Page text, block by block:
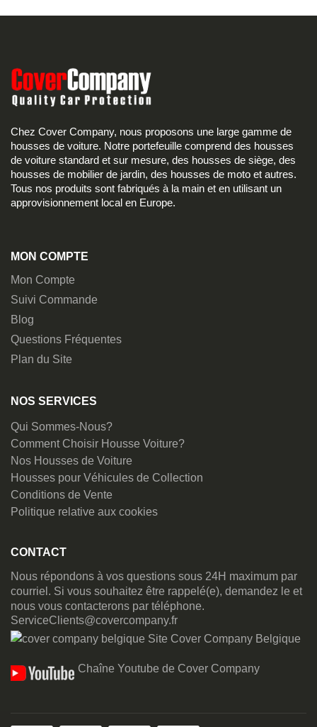
Chez Cover Company, nous proposons une large gamme de
housses de voiture. Notre portefeuille comprend des housses
de voiture standard et sur mesure, des housses de siège, des
housses de mobilier de jardin, des housses de moto et autres.
Tous nos produits sont fabriqués à la main et en utilisant un
approvisionnement local en Europe.
MON COMPTE
Mon Compte
Suivi Commande
Blog
Questions Fréquentes
Plan du Site
NOS SERVICES
Qui Sommes-Nous?
Comment Choisir Housse Voiture?
Nos Housses de Voiture
Housses pour Véhicules de Collection
Conditions de Vente
Politique relative aux cookies
CONTACT
Nous répondons à vos questions sous 24H maximum par
courriel. Si vous souhaitez être rappelé(e), demandez le et
nous vous contacterons par téléphone.
ServiceClients@covercompany.fr
Site Cover Company Belgique
Chaîne Youtube de Cover Company